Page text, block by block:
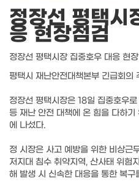
정장선 평택시
응 현장점검
정장선 평택시장 집중호우 대응 현
평택시 재난안전대책본부 긴급회의
정장선 평택시장은 18일 집중호우
등 재난 안전 대책에 온 힘을 다하
에 나섰다.
정 시장은 사고 예방을 위한 비상근
저지대 침수 취약지역, 산사태 위험
해 발생 시 신속한 대응을 통한 복구